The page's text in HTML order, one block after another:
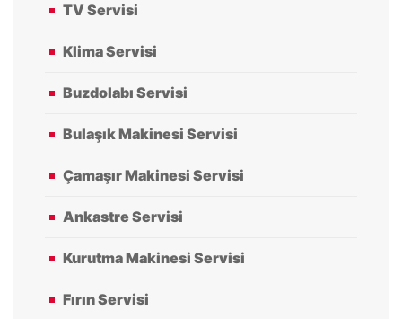
TV Servisi
Klima Servisi
Buzdolabı Servisi
Bulaşık Makinesi Servisi
Çamaşır Makinesi Servisi
Ankastre Servisi
Kurutma Makinesi Servisi
Fırın Servisi